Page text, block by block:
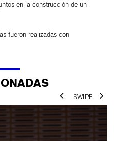
en la construcción de un
fueron realizadas con